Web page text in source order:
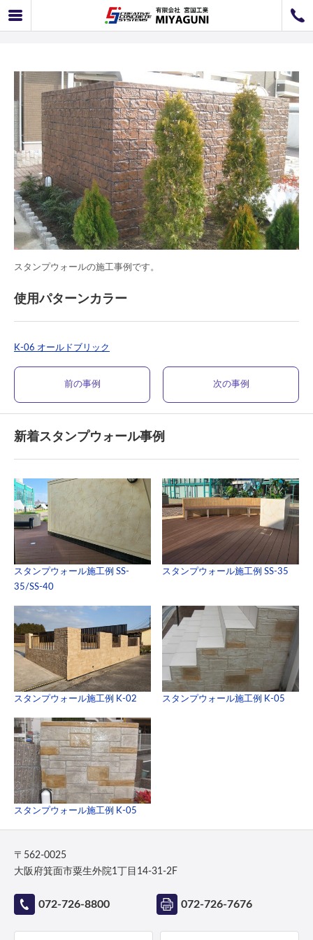
スタンプウォール事例 スタンプウォール施工例 K-06
スタンプウォールの施工事例です。
使用パターンカラー
K-06 オールドブリック
前の事例 次の事例
新着スタンプウォール事例
スタンプウォール施工例 SS-
35/SS-40
スタンプウォール施工例 SS-35
スタンプウォール施工例 K-02 スタンプウォール施工例 K-05
スタンプウォール施工例 K-05
〒562-0025
大阪府箕面市粟生外院1丁目14-31-2F
072-726-8800 072-726-7676